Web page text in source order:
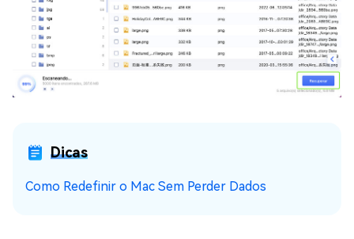
Dicas
Como Redefinir o Mac Sem Perder Dados